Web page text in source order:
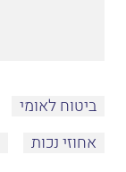
ביטוח לאומי
אחוזי נכות